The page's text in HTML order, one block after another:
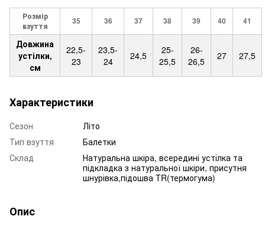
Розмір
взуття
35 36 37 38 39 40 41
Довжина
устілки,
см
22,5-
23
23,5-
24
24,5
25-
25,5
26-
26,5
27 27,5
Характеристики
Сезон
Літо
Тип взуття
Балетки
Склад
Натуральна шкіра, всередині устілка та
підкладка з натуральної шкіри, присутня
шнурівка,підошва TR(термогума)
Опис